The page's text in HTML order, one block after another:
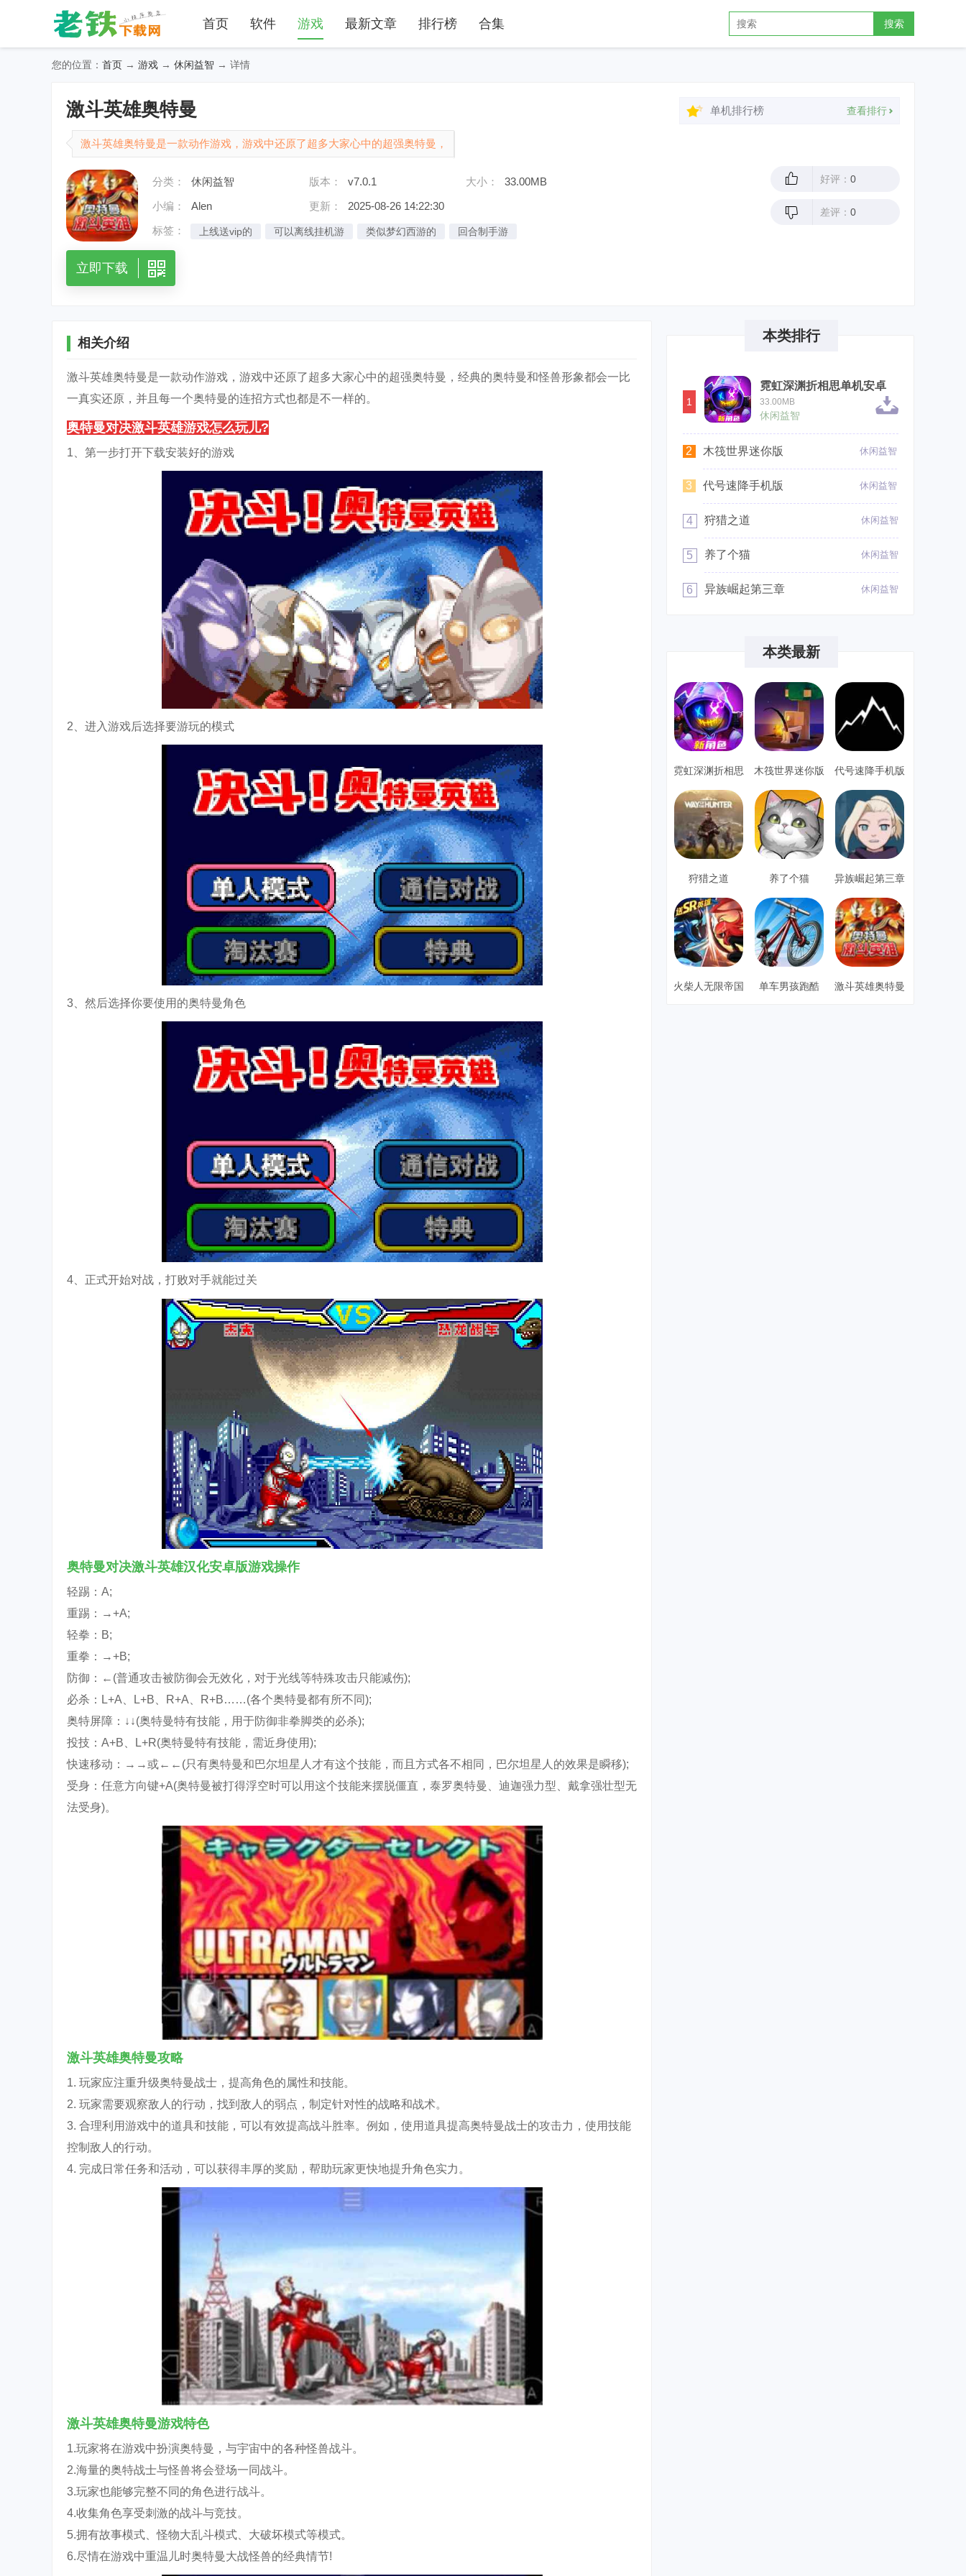
首页 软件 游戏 最新文章 排行榜 合集 搜索
您的位置： 首页 → 游戏 → 休闲益智 → 详情
激斗英雄奥特曼
激斗英雄奥特曼是一款动作游戏，游戏中还原了超多大家心中的超强奥特曼，
经典的奥特曼和怪兽形象都会一比一真实还原，并且每一个奥特曼的连招方式
也都是不一样的。奥特曼对决激斗英雄游戏怎么玩儿?1、第一步打......
分类： 休闲益智 版本： v7.0.1 大小：
33.00MB
小编：
Alen 更新：
2025-08-26 14:22:30
标签：
上线送vip的 可以离线挂机游 类似梦幻西游的 回合制手游
立即下载
单机排行榜 查看排行
好评： 0
差评： 0
相关介绍
激斗英雄奥特曼是一款动作游戏，游戏中还原了超多大家心中的超强奥特曼，经典的奥特曼和怪兽形象都会一比
一真实还原，并且每一个奥特曼的连招方式也都是不一样的。
奥特曼对决激斗英雄游戏怎么玩儿?
1、第一步打开下载安装好的游戏
2、进入游戏后选择要游玩的模式
3、然后选择你要使用的奥特曼角色
4、正式开始对战，打败对手就能过关
奥特曼对决激斗英雄汉化安卓版游戏操作
轻踢：A;
重踢：→+A;
轻拳：B;
重拳：→+B;
防御：←(普通攻击被防御会无效化，对于光线等特殊攻击只能减伤);
必杀：L+A、L+B、R+A、R+B……(各个奥特曼都有所不同);
奥特屏障：↓↓(奥特曼特有技能，用于防御非拳脚类的必杀);
投技：A+B、L+R(奥特曼特有技能，需近身使用);
快速移动：→→或←←(只有奥特曼和巴尔坦星人才有这个技能，而且方式各不相同，巴尔坦星人的效果是瞬移);
受身：任意方向键+A(奥特曼被打得浮空时可以用这个技能来摆脱僵直，泰罗奥特曼、迪迦强力型、戴拿强壮型无
法受身)。
激斗英雄奥特曼攻略
1. 玩家应注重升级奥特曼战士，提高角色的属性和技能。
2. 玩家需要观察敌人的行动，找到敌人的弱点，制定针对性的战略和战术。
3. 合理利用游戏中的道具和技能，可以有效提高战斗胜率。例如，使用道具提高奥特曼战士的攻击力，使用技能
控制敌人的行动。
4. 完成日常任务和活动，可以获得丰厚的奖励，帮助玩家更快地提升角色实力。
激斗英雄奥特曼游戏特色
1.玩家将在游戏中扮演奥特曼，与宇宙中的各种怪兽战斗。
2.海量的奥特战士与怪兽将会登场一同战斗。
3.玩家也能够完整不同的角色进行战斗。
4.收集角色享受刺激的战斗与竞技。
5.拥有故事模式、怪物大乱斗模式、大破坏模式等模式。
6.尽情在游戏中重温儿时奥特曼大战怪兽的经典情节!
本类排行
1
霓虹深渊折相思单机安卓
33.00MB
休闲益智
2 木筏世界迷你版 休闲益智
3 代号速降手机版 休闲益智
4 狩猎之道 休闲益智
5 养了个猫 休闲益智
6 异族崛起第三章 休闲益智
本类最新
霓虹深渊折相思
单机安卓
木筏世界迷你版 代号速降手机版
狩猎之道 养了个猫 异族崛起第三章
火柴人无限帝国 单车男孩跑酷 激斗英雄奥特曼